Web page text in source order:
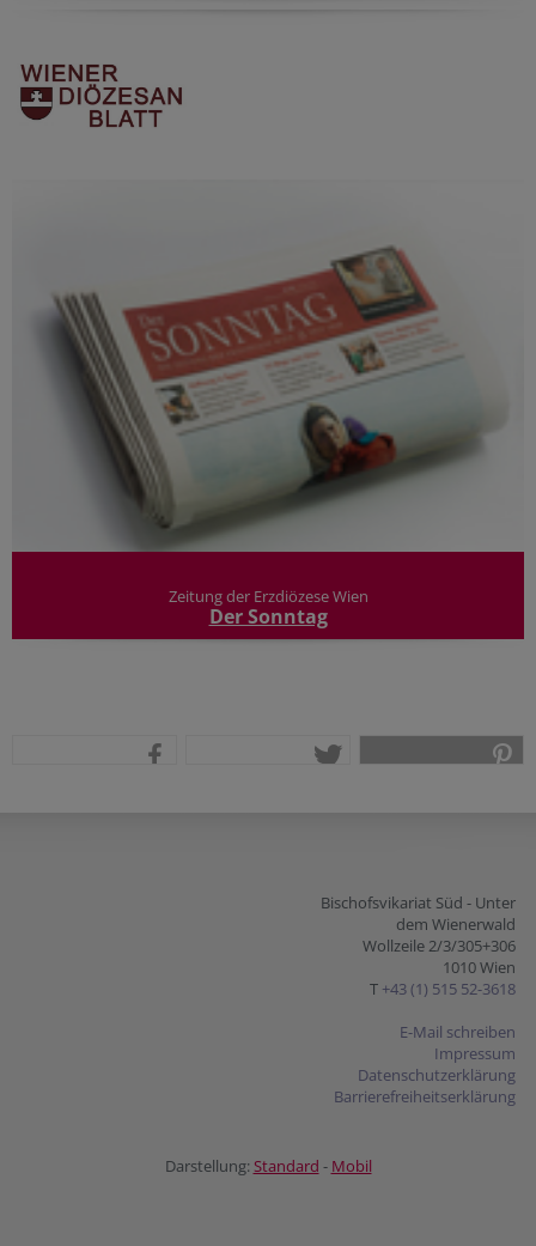
Zeitung der Erzdiözese Wien
Der Sonntag
Bischofsvikariat Süd - Unter
dem Wienerwald
Wollzeile 2/3/305+306
1010 Wien
T +43 (1) 515 52-3618
E-Mail schreiben
Impressum
Datenschutzerklärung
Barrierefreiheitserklärung
Darstellung:Standard - Mobil